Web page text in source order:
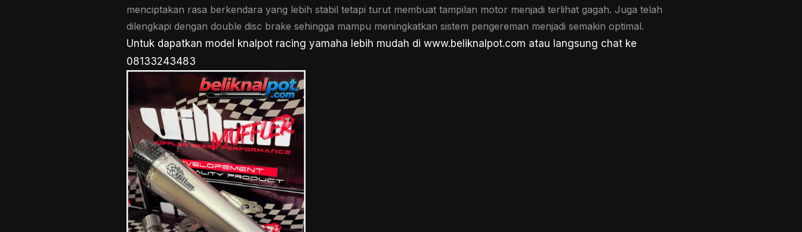
menciptakan rasa berkendara yang lebih stabil tetapi turut membuat tampilan motor menjadi terlihat gagah. Juga telah
dilengkapi dengan double disc brake sehingga mampu meningkatkan sistem pengereman menjadi semakin optimal.
Untuk dapatkan model knalpot racing yamaha lebih mudah di www.beliknalpot.com atau langsung chat ke
08133243483